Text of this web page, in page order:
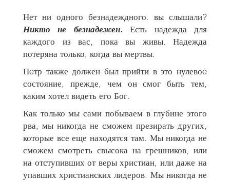
Нет ни одного безнадеждного. вы слышали?
Никто не безнадежен.Есть надежда для
каждого из вас, пока вы живы. Надежда
потеряна только, когда вы мертвы.
Пeтр также должен был прийти в это нулевоe
состояние, прежде, чем он смог быть тем,
каким хотел видеть его Бог.
Как только мы сами побываем в глубине этого
рва, мы никогда не сможем презирать других,
которые все еще находятся там. Мы никогда не
сможем смотреть свысока на грешников, или
на отступивших от веры христиан, или даже на
упавших христианских лидеров. Мы никогда не